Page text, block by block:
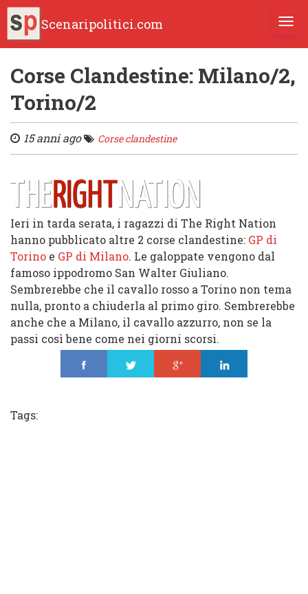
Scenaripolitici.com
Corse Clandestine: Milano/2,
Torino/2
15 anni ago Corse clandestine
Ieri in tarda serata, i ragazzi di The Right Nation
hanno pubblicato altre 2 corse clandestine: GP di
Torino e GP di Milano. Le galoppate vengono dal
famoso ippodromo San Walter Giuliano.
Sembrerebbe che il cavallo rosso a Torino non tema
nulla, pronto a chiuderla al primo giro. Sembrerebbe
anche che a Milano, il cavallo azzurro, non se la
passi così bene come nei giorni scorsi.
Tags: